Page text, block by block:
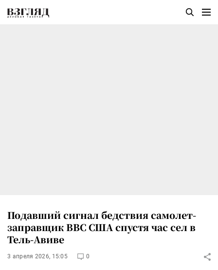
Подавший сигнал бедствия самолет-
заправщик ВВС США спустя час сел в
Тель-Авиве
3 апреля 2026, 15:05 0